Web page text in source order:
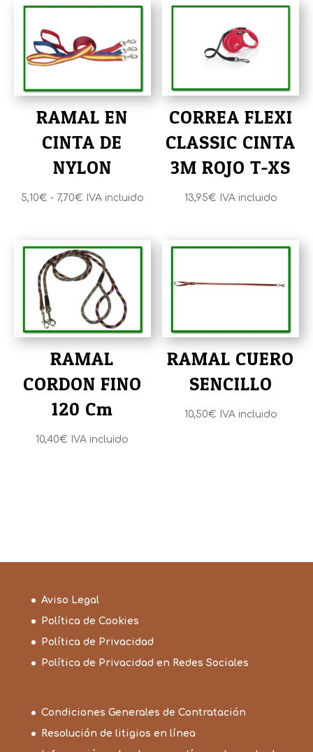
RAMAL EN
CINTA DE
NYLON
5,10€ - 7,70€Rango
desde
5,10€
hasta
7,70€
IVA incluido
CORREA FLEXI
CLASSIC CINTA
3M ROJO T-XS
13,95€ IVA incluido
RAMAL
CORDON FINO
120 Cm
10,40€ IVA incluido
RAMAL CUERO
SENCILLO
10,50€ IVA incluido
Aviso Legal
Política de Cookies
Política de Privacidad
Política de Privacidad en Redes Sociales
Condiciones Generales de Contratación
Resolución de litigios en línea